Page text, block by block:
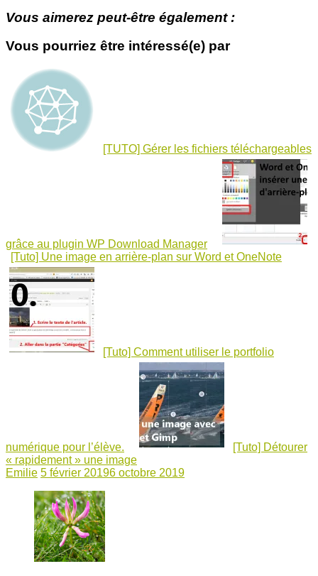
Vous aimerez peut-être également :
Vous pourriez être intéressé(e) par
[TUTO] Gérer les fichiers téléchargeables
grâce au plugin WP Download Manager
[Tuto] Une image en arrière-plan sur Word et OneNote
[Tuto] Comment utiliser le portfolio
numérique pour l’élève.
[Tuto] Détourer
« rapidement » une image
Emilie 5 février 20196 octobre 2019